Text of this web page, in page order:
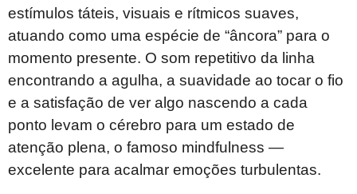
estímulos táteis, visuais e rítmicos suaves,
atuando como uma espécie de “âncora” para o
momento presente. O som repetitivo da linha
encontrando a agulha, a suavidade ao tocar o fio
e a satisfação de ver algo nascendo a cada
ponto levam o cérebro para um estado de
atenção plena, o famoso mindfulness —
excelente para acalmar emoções turbulentas.